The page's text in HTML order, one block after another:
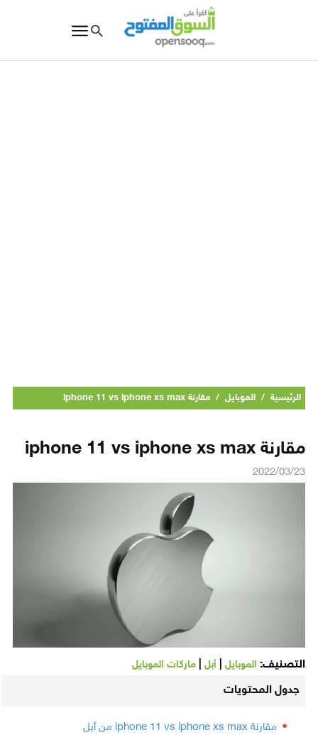
الرئيسية / الموبايل / مقارنة iphone 11 vs iphone xs max
مقارنة iphone 11 vs iphone xs max
2022/03/23
التصنيف: الموبايل| أبل| ماركات الموبايل
جدول المحتويات
مقارنة iphone 11 vs iphone xs max من أبل